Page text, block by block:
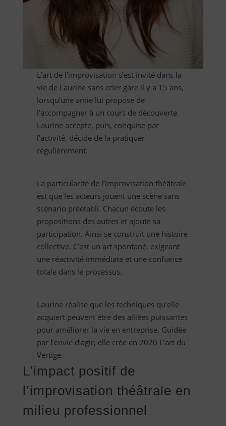
L’art de l’improvisation s’est invité dans la
vie de Laurine sans crier gare il y a 15 ans,
lorsqu’une amie lui propose de
l’accompagner à un cours de découverte.
Laurine accepte, puis, conquise par
l’activité, décide de la pratiquer
régulièrement.
La particularité de l’improvisation théâtrale
est que les acteurs jouent une scène sans
scénario préétabli. Chacun écoute les
propositions des autres et ajoute sa
participation. Ainsi se construit une histoire
collective. C’est un art spontané, exigeant
une réactivité immédiate et une confiance
totale dans le processus.
Laurine réalise que les techniques qu’elle
acquiert peuvent être des alliées puissantes
pour améliorer la vie en entreprise. Guidée
par l’envie d’agir, elle crée en 2020 L’art du
Vertige.
L’impact positif de
l’improvisation théâtrale en
milieu professionnel